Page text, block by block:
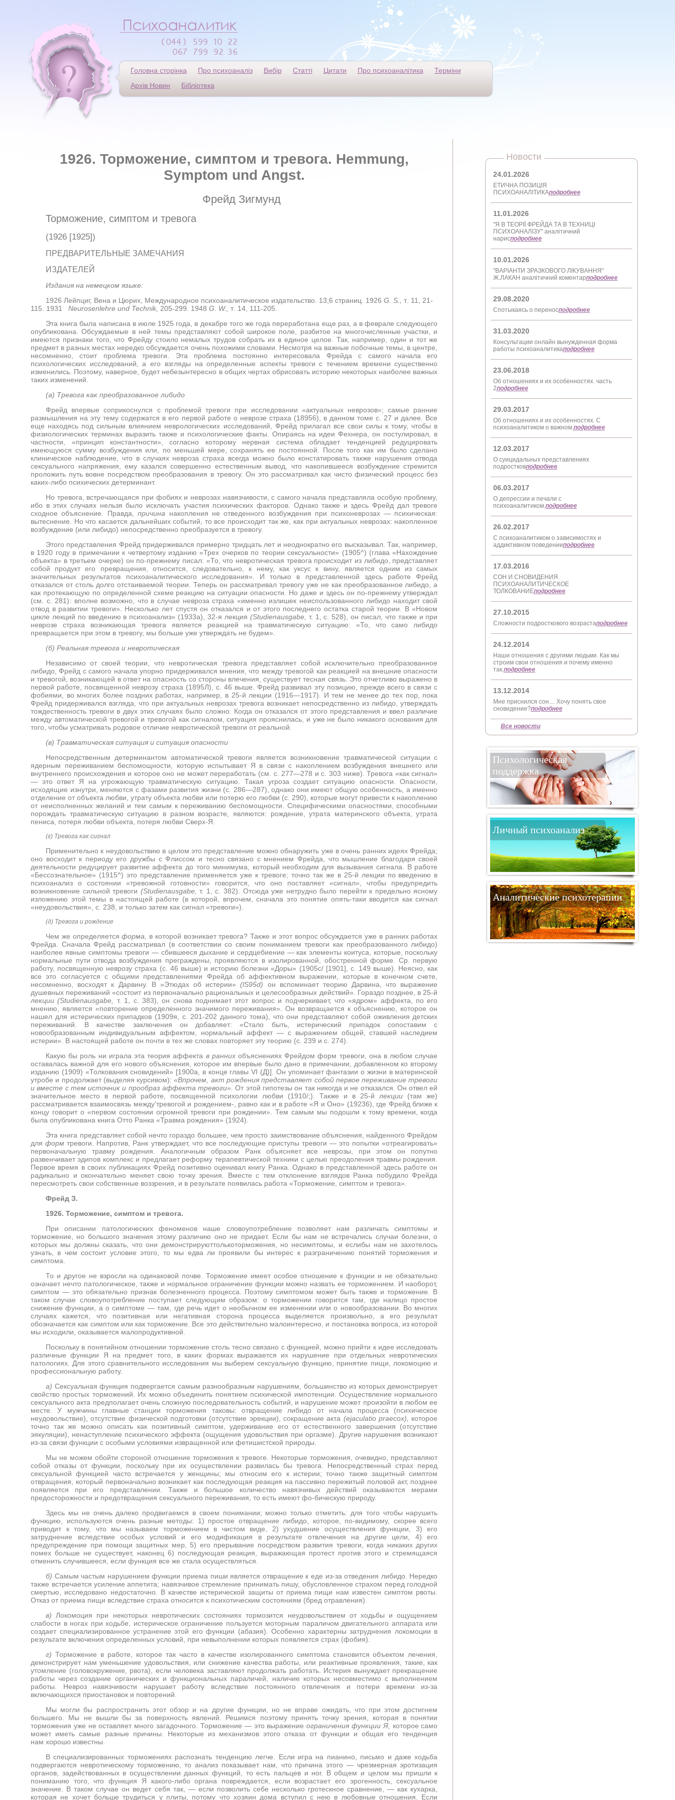
Головна сторінка Про психоаналіз Вибір Статті Цитати Про психоаналітика
Терміни
Архів Новин
Бібліотека
1926. Торможение, симптом и тревога. Hemmung,
Symptom und Angst.
Фрейд Зигмунд
Торможение, симптом и тревога
(1926 [1925])
ПРЕДВАРИТЕЛЬНЫЕ ЗАМЕЧАНИЯ
ИЗДАТЕЛЕЙ
Издания на немецком языке:
1926 Лейпциг, Вена и Цюрих, Международное психоаналитическое издательство. 13,6страниц . 1926G. S.,т . 11, 21-
115. 1931Neurosenlehre und Technik, 205-299. 1948G. W.,т . 14, 111-205.
Эта книга была написана в июле 1925 года, в декабре того же года переработана еще раз, а в феврале следующего
опубликована. Обсуждаемые в ней темы представляют собой широкое поле, разбитое на многочисленные участки, и
имеются признаки того, что Фрейду стоило немалых трудов собрать их в единое целое. Так, например, один и тот же
предмет в разных местах нередко обсуждается очень похожими словами. Несмотря на важные побочные темы, в центре,
несомненно, стоит проблема тревоги. Эта проблема постоянно интересовала Фрейда с самого начала его
психологических исследований, а его взгляды на определенные аспекты тревоги с течением времени существенно
изменились. Поэтому, наверное, будет небезынтересно в общих чертах обрисовать историю некоторых наиболее важных
таких изменений.
(а) Тревога как преобразованное либидо
Фрейд впервые соприкоснулся с проблемой тревоги при исследовании «актуальных неврозов»; самые ранние
размышления на эту тему содержатся в его первой работе о неврозе страха (18956), в данном томе с. 27 и далее. Все
еще находясь под сильным влиянием неврологических исследований, Фрейд прилагал все свои силы к тому, чтобы в
физиологических терминах выразить также и психологические факты. Опираясь на идеи Фехнера, он постулировал, в
частности, «принцип константности», согласно которому нервная система обладает тенденцией редуцировать
имеющуюся сумму возбуждения или, по меньшей мере, сохранять ее постоянной. После того как им было сделано
клиническое наблюдение, что в случаях невроза страха всегда можно было констатировать также нарушения отвода
сексуального напряжения, ему казался совершенно естественным вывод, что накопившееся возбуждение стремится
проложить путь вовне посредством преобразования в тревогу. Он это рассматривал как чисто физический процесс без
каких-либо психических детерминант.
Но тревога, встречающаяся при фобиях и неврозах навязчивости, с самого начала представляла особую проблему,
ибо в этих случаях нельзя было исключать участия психических факторов. Однако также и здесь Фрейд дал тревоге
сходное объяснение. Правда,причина накопления не отведенного возбуждения при психоневрозах — психическая:
вытеснение. Но что касается дальнейших событий, то все происходит так же, как при актуальных неврозах: накопленное
возбуждение (или либидо) непосредственно преобразуется в тревогу.
Этого представления Фрейд придерживался примерно тридцать лет и неоднократно его высказывал. Так, например,
в 1920 году в примечании к четвертому изданию «Трех очерков по теории сексуальности» (1905^) (глава «Нахождение
объекта» в третьем очерке) он по-прежнему писал: «То, что невротическая тревога происходит из либидо, представляет
собой продукт его превращения, относится, следовательно, к нему, как уксус к вину, является одним из самых
значительных результатов психоаналитического исследования». И только в представленной здесь работе Фрейд
отказался от столь долго отстаиваемой теории. Теперь он рассматривал тревогу уже не как преобразованное либидо, а
как протекающую по определенной схеме реакцию на ситуации опасности. Но даже и здесь он по-прежнему утверждал
(см. с. 281): вполне возможно, что в случае невроза страха «именно излишек неиспользованного либидо находит свой
отвод в развитии тревоги». Несколько лет спустя он отказался и от этого последнего остатка старой теории. В «Новом
цикле лекций по введению в психоанализ» (1933а), 32-я лекция (Studienausgabe, т. 1, с. 528), он писал, что также и при
неврозе страха возникающая тревога является реакцией на травматическую ситуацию: «То, что само либидо
превращается при этом в тревогу, мы больше уже утверждать не будем».
(б) Реальная тревога и невротическая
Независимо от своей теории, что невротическая тревога представляет собой исключительно преобразованное
либидо, Фрейд с самого начала упорно придерживался мнения, что между тревогой как реакцией на внешние опасности
и тревогой, возникающей в ответ на опасность со стороны влечения, существует тесная связь. Этоотчетливо выражено в
первой работе, посвященной неврозу страха (1895Л), с. 46 выше. Фрейд развивал эту позицию, прежде всего в связи с
фобиями, во многих более поздних работах, например, в 25-й лекции (1916—1917). И тем не менее до тех пор, пока
Фрейд придерживался взгляда, что при актуальных неврозах тревога возникает непосредственно из либидо, утверждать
тождественность тревоги в двух этих случаях было сложно. Когда он отказался от этого представления и ввел различие
между автоматической тревогой и тревогой как сигналом, ситуация прояснилась, и уже не было никакого основания для
того, чтобы усматривать родовое отличие невротической тревоги от реальной.
(в) Травматическая ситуация и ситуация опасности
Непосредственным детерминантом автоматической тревоги является возникновение травматической ситуации с
ядерным переживанием беспомощности, которую испытывает Я в связи с накоплением возбуждения внешнего или
внутреннего происхождения и которое оно не может переработать (см. с. 277—278 и с. 303 ниже). Тревога «как сигнал»
— это ответ Я на угрожающую травматическую ситуацию. Такая угроза создает ситуацию опасности. Опасности,
исходящие изнутри, меняются с фазами развития жизни (с. 286—287), однако они имеют общую особенность, а именно
отделение от объекта любви, утрату объекта любви или потерю его любви (с. 290), которые могут привести к накоплению
от неисполненных желаний и тем самым к переживанию беспомощности. Специфическими опасностями, способными
порождать травматическую ситуацию в разном возрасте, являются: рождение, утрата материнского объекта, утрата
пениса, потеря любви объекта, потеря любви Сверх-Я.
(г) Тревога как сигнал
Применительно к неудовольствию в целом это представление можно обнаружить уже в очень ранних идеях Фрейда;
оно восходит к периоду его дружбы с Флиссом и тесно связано с мнением Фрейда, что мышление благодаря своей
деятельности редуцирует развитие аффекта до того минимума, который необходим для вызывания сигнала. В работе
«Бессознательное» (1915^) это представление применяется уже к тревоге; точно так же в 25-й лекции по введению в
психоанализ о состоянии «тревожной готовности» говорится, что оно поставляет «сигнал», чтобы предупредить
возникновение сильной тревоги (Studienausgabe,т. 1, с. 382). Отсюда уже нетрудно было перейти к предельно ясному
изложению этой темы в настоящей работе (в которой, впрочем, сначала это понятие опять-таки вводится как сигнал
«неудовольствия», с. 238, и только затем как сигнал «тревоги»).
(д) Тревога и рождение
Чем же определяетсяформа, в которой возникает тревога? Также и этот вопрос обсуждается уже в ранних работах
Фрейда. Сначала Фрейд рассматривал (в соответствии со своим пониманием тревоги как преобразованного либидо)
наиболее явные симптомы тревоги — сбившееся дыхание и сердцебиение — как элементы коитуса, которые, поскольку
нормальные пути отвода возбуждения преграждены, проявляются в изолированной, обостренной форме. Ср. первую
работу, посвященную неврозу страха (с. 46 выше) и историю болезни «Доры» (1905с/ [1901], с. 149 выше). Неясно, как
все это согласуется с общими представлениями Фрейда об аффективном выражении, которые в конечном счете,
несомненно, восходят к Дарвину. В »Этюдах об истерии»(lS95d) он вспоминает теорию Дарвина, что выражение
душевных переживаний «состоит из первоначально рациональных и целесообразных действий». Гораздо позднее, в 25-й
лекции (Studienausgabe
т. 1, с. 383), он снова поднимает этот вопрос и подчеркивает, что «ядром» аффекта, по его
мнению, является «повторение определенного значимого переживания». Он возвращается к объяснению, которое он
нашел для истерических припадков (1909я, с. 201-202 данного тома), что они представляют собой оживления детских
переживаний. В качестве заключения он добавляет: «Стало быть, истерический припадок сопоставим с
новообразованным индивидуальным аффектом, нормальный аффект — с выражением общей, ставшей наследием
истерии». В настоящей работе он почти в тех же словах повторяет эту теорию (с. 239 и с. 274).
Какую бы роль ни играла эта теория аффекта в раннихобъяснениях Фрейдом форм тревоги, она в любом случае
оставалась важной для его нового объяснения, которое им впервые было дано в примечании, добавленном ко второму
изданию (1909) «Толкования сновидений» [1900а, в конце главыVI (Д)]. Он упоминает фантазии о жизни в материнской
утробе и продолжает (выделяя курсивом):«Впрочем, акт рождения представляет собой первое переживание тревоги
и вместе с тем источник и прообраз аффекта тревоги».От этой гипотезы он так никогда и не отказался. Он отвел ей
значительное место в первой работе, посвященной психологии любви (1910/;). Также и в 25-йлекции (там же)
рассматривается взаимосвязь между'тревогой и рождением-, равно как и в работе «Я и Оно» (19236), где Фрейд ближе к
концу говорит о «первом состоянии огромной тревоги при рождении». Тем самым мы подошли к тому времени, когда
была опубликована книга Отто Ранка «Травма рождения» (1924).
Эта книга представляет собой нечто гораздо большее, чем просто заимствование объяснения, найденного Фрейдом
дляформтревоги. Напротив, Ранк утверждает, что все последующие приступы тревоги — это попытки «отреагировать»
первоначальную травму рождения. Аналогичным образом Ранк объясняет все неврозы, при этом он попутно
развенчивает эдипов комплекс и предлагает реформу терапевтической техники с целью преодоления травмы рождения.
Первое время в своих публикациях Фрейд позитивно оценивал книгу Ранка. Однако в представленной здесь работе он
радикально и окончательно меняет свою точку зрения. Вместе с тем отклонение взглядов Ранка побудило Фрейда
пересмотреть свои собственные воззрения, и в результате появилась работа «Торможение, симптом и тревога».
Фрейд З.
1926. Торможение, симптом и тревога.
При описании патологических феноменов наше словоупотребление позволяет нам различать симптомы и
торможение, но большого значения этому различию оно не придает. Если бы нам не встречались случаи болезни, о
которых мы должны сказать, что они демонстрируюттолькоторможения, но несимптомы, и еслибы нам не захотелось
узнать, в чем состоит условие этого, то мы едва ли проявили бы интерес к разграничению понятий торможения и
симптома.
То и другое не взросли на одинаковой почве. Торможение имеет особое отношение к функции и не обязательно
означает нечто патологическое, также и нормальное ограничение функции можно назвать ее торможением. И наоборот,
симптом — это обязательно признак болезненного процесса. Поэтому симптомом может быть также и торможение. В
таком случае словоупотребление поступает следующим образом: о торможении говорится там, где налицо простое
снижение функции, а о симптоме — там, где речь идет о необычном ее изменении или о новообразовании. Во многих
случаях кажется, что позитивная или негативная сторона процесса выделяется произвольно, а его результат
обозначается как симптом или как торможение. Все это действительно малоинтересно, и постановка вопроса, из которой
мы исходили, оказывается малопродуктивной.
Поскольку в понятийном отношении торможение столь тесно связано с функцией, можно прийти к идее исследовать
различные функции Я на предмет того, в каких формах выражается их нарушение при отдельных невротических
патологиях. Для этого сравнительного исследования мы выберем сексуальную функцию, принятие пищи, локомоцию и
профессиональную работу.
а) Сексуальная функция подвергается самым разнообразным нарушениям, большинство из которых демонстрирует
свойство простых торможений. Их можно объединить понятием психической импотенции. Осуществление нормального
сексуального акта предполагает очень сложную последовательность событий, и нарушение может произойти в любом ее
месте. У мужчины главные станции торможения таковы: отвращение либидо от начала процесса (психическое
неудовольствие), отсутствие физической подготовки (отсутствие эрекции), сокращение акта (ejaculatio praecox), которое
точно так же можно описать как позитивный симптом, удерживание его от естественного завершения (отсутствие
эякуляции), ненаступление психического эффекта (ощущения удовольствия при оргазме). Другие нарушения возникают
из-за связи функции с особыми условиями извращенной или фетишистской природы.
Мы не можем обойти стороной отношение торможения к тревоге. Некоторые торможения, очевидно, представляют
собой отказы от функции, поскольку при их осуществлении развилась бы тревога. Непосредственный страх перед
сексуальной функцией часто встречается у женщины; мы относим его к истерии; точно также защитный симптом
отвращения, который первоначально возникает как последующая реакция на пассивно пережитый половой акт, позднее
появляется при его представлении. Также и большое количество навязчивых действий оказываются мерами
предосторожности и предотвращения сексуального переживания, то есть имеют фо-бическую природу.
Здесь мы не очень далеко продвигаемся в своем понимании; можно только отметить: для того чтобы нарушить
функцию, используются очень разные методы: 1) простое отвращение либидо, которое, по-видимому, скорее всего
приводит к тому, что мы называем торможением в чистом виде, 2) ухудшение осуществления функции, 3) его
затруднение вследствие особых условий и его модификация в результате отвлечения на другие цели, 4) его
предупреждение при помощи защитных мер, 5) его прерывание посредством развития тревоги, когда никаких других
помех больше не существует, наконец 6) последующая реакция, выражающая протест против этого и стремящаяся
отменить случившееся, если функция все же стала осуществляться.
б) Самым частым нарушением функции приема пиши является отвращение к еде из-за отведения либидо. Нередко
также встречается усиление аппетита; навязчивое стремление принимать пишу, обусловленное страхом перед голодной
смертью, исследовано недостаточно. В качестве истерической защиты от приема пищи нам известен симптом рвоты.
Отказ от приема пищи вследствие страха относится к психотическим состояниям (бред отравления).
в) Локомоция при некоторых невротических состояниях тормозится неудовольствием от ходьбы и ощущением
слабости в ногах при ходьбе, истерическое ограничение пользуется моторным параличом двигательного аппарата или
создает специализированное устранение этой его функции (абазия). Особенно характерны затруднения локомоции в
результате включения определенных условий, при невыполнении которых появляется страх (фобия).
г) Торможение в работе, которое так часто в качестве изолированного симптома становится объектом лечения,
демонстрирует нам уменьшение удовольствия, или снижение качества работы, или реактивные проявления, такие, как
утомление (головокружение, рвота), если человека заставляют продолжать работать. Истерия вынуждает прекращение
работы через создание органических и функциональных параличей, наличие которых несовместимо с выполнением
работы. Невроз навязчивости нарушает работу вследствие постоянного отвлечения и потери времени из-за
включающихся приостановок и повторений.
Мы могли бы распространить этот обзор и на другие функции, но не вправе ожидать, что при этом достигнем
большего. Мы не вышли бы за поверхность явлений. Решимся поэтому принять точку зрения, которая в понятии
торможения уже не оставляет много загадочного. Торможение — это выражениеограничения функции Я, которое само
может иметь самые разные причины. Некоторые из механизмов этого отказа от функции и общая его тенденция
намхорошо известны.
В специализированных торможениях распознать тенденцию легче. Если игра на пианино, письмо и даже ходьба
подвергаются невротическому торможению, то анализ показывает нам, что причина этого — чрезмерная эротизация
органов, задействованных в осуществлении данных функций, то есть пальцев и ног. В общем и целом мы пришли к
пониманию того, что функция Я какого-либо органа повреждается, если возрастает его эрогенность, сексуальное
значение. В таком случае он ведет себя так, — если позволить себе несколько гротескное сравнение, — как кухарка,
которая не хочет больше трудиться у плиты, потому что хозяин дома вступил с нею в любовные отношения. Если
Новости
24.01.2026
ЕТИЧНА ПОЗИЦІЯ
ПСИХОАНАЛІТИКАподробнее
11.01.2026
"Я В ТЕОРІЇ ФРЕЙДА ТА В ТЕХНИЦІ
ПСИХОАНАЛІЗУ" аналітичний
нарисподробнее
10.01.2026
"ВАРІАНТИ ЗРАЗКОВОГО ЛІКУВАННЯ"
Ж.ЛАКАН аналітичний коментарподробнее
29.08.2020
Спотыкаясь о переносподробнее
31.03.2020
Консультации онлайн вынужденная форма
работы психоаналитикаподробнее
23.06.2018
Об отношениях и их особенностях. часть
2подробнее
29.03.2017
Об отношениях и их особенностях. С
психоаналитиком о важном.подробнее
12.03.2017
О суицидальных представлениях
подростковподробнее
06.03.2017
О депрессии и печали с
психоаналитиком.подробнее
26.02.2017
С психоаналитиком о зависимостях и
аддиктивном поведенииподробнее
17.03.2016
СОН И СНОВИДЕНИЯ.
ПСИХОАНАЛИТИЧЕСКОЕ
ТОЛКОВАНИЕподробнее
27.10.2015
Сложности подросткового возрастаподробнее
24.12.2014
Наши отношения с другими людьми. Как мы
строим свои отношения и почему именно
так.подробнее
13.12.2014
Мне приснился сон.... Хочу понять свое
сновидение?подробнее
Все новости
Психологическая
поддержка
Личный психоанализ
Аналитические психотерапии